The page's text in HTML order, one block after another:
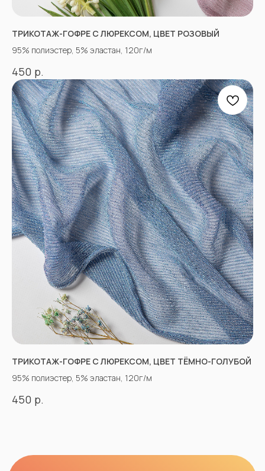
ТРИКОТАЖ-ГОФРЕ С ЛЮРЕКСОМ, ЦВЕТ РОЗОВЫЙ
95% полиэстер, 5% эластан, 120г/м
450 р.
ТРИКОТАЖ-ГОФРЕ С ЛЮРЕКСОМ, ЦВЕТ ТЁМНО-ГОЛУБОЙ
95% полиэстер, 5% эластан, 120г/м
450 р.